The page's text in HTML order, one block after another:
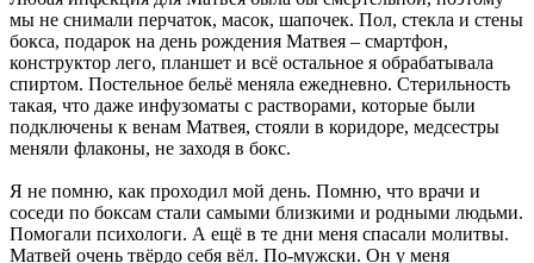
мы не снимали перчаток, масок, шапочек. Пол, стекла и стены
бокса, подарок на день рождения Матвея – смартфон,
конструктор лего, планшет и всё остальное я обрабатывала
спиртом. Постельное бельё меняла ежедневно. Стерильность
такая, что даже инфузоматы с растворами, которые были
подключены к венам Матвея, стояли в коридоре, медсестры
меняли флаконы, не заходя в бокс.
Я не помню, как проходил мой день. Помню, что врачи и
соседи по боксам стали самыми близкими и родными людьми.
Помогали психологи. А ещё в те дни меня спасали молитвы.
Матвей очень твёрдо себя вёл. По-мужски. Он у меня